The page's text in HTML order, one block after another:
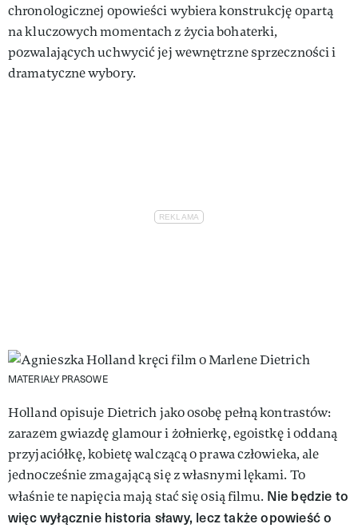
chronologicznej opowieści wybiera konstrukcję opartą
na kluczowych momentach z życia bohaterki,
pozwalających uchwycić jej wewnętrzne sprzeczności i
dramatyczne wybory.
MATERIAŁY PRASOWE
Holland opisuje Dietrich jako osobę pełną kontrastów:
zarazem gwiazdę glamour i żołnierkę, egoistkę i oddaną
przyjaciółkę, kobietę walczącą o prawa człowieka, ale
jednocześnie zmagającą się z własnymi lękami. To
właśnie te napięcia mają stać się osią filmu. Nie będzie to
więc wyłącznie historia sławy, lecz także opowieść o